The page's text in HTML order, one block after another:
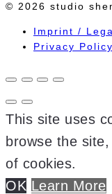
© 2026 studio
Imprint /
Privacy Policy
This site uses
browse the
of cookies.
OK Learn More